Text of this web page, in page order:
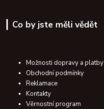
Co by jste měli vědět
Možnosti dopravy a platby
Obchodní podmínky
Reklamace
Kontakty
Věrnostní program